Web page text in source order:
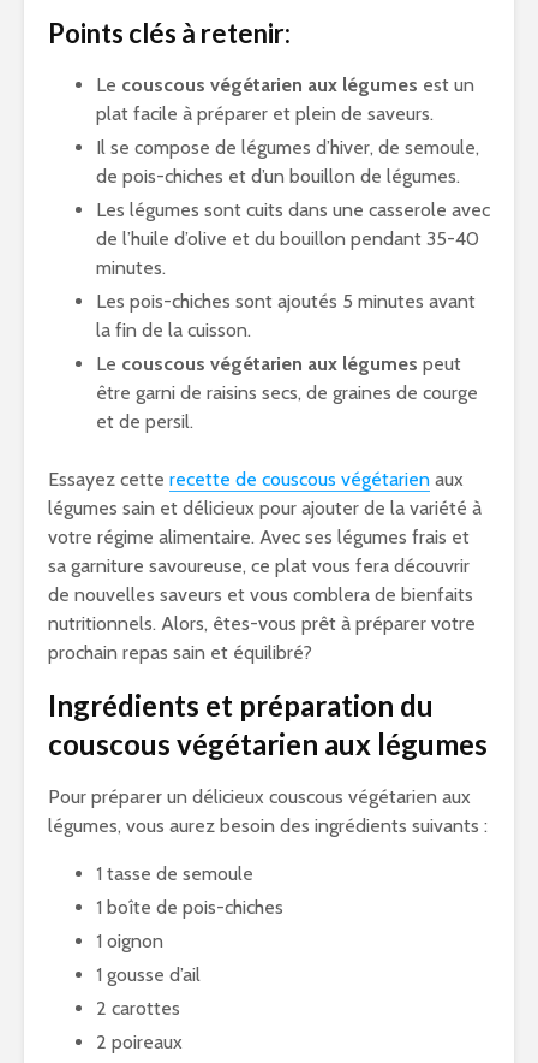
Points clés à retenir:
Le couscous végétarien aux légumes est un
plat facile à préparer et plein de saveurs.
Il se compose de légumes d’hiver, de semoule,
de pois-chiches et d’un bouillon de légumes.
Les légumes sont cuits dans une casserole avec
de l’huile d’olive et du bouillon pendant 35-40
minutes.
Les pois-chiches sont ajoutés 5 minutes avant
la fin de la cuisson.
Le couscous végétarien aux légumes peut
être garni de raisins secs, de graines de courge
et de persil.
Essayez cette recette de couscous végétarien aux
légumes sain et délicieux pour ajouter de la variété à
votre régime alimentaire. Avec ses légumes frais et
sa garniture savoureuse, ce plat vous fera découvrir
de nouvelles saveurs et vous comblera de bienfaits
nutritionnels. Alors, êtes-vous prêt à préparer votre
prochain repas sain et équilibré?
Ingrédients et préparation du
couscous végétarien aux légumes
Pour préparer un délicieux couscous végétarien aux
légumes, vous aurez besoin des ingrédients suivants :
1 tasse de semoule
1 boîte de pois-chiches
1 oignon
1 gousse d’ail
2 carottes
2 poireaux